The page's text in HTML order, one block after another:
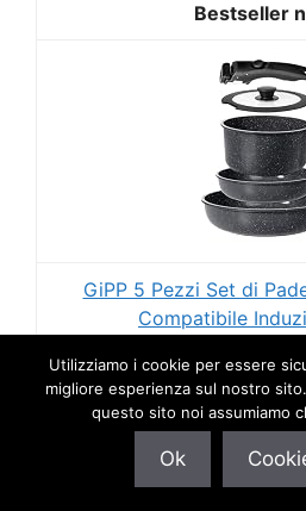
GiPP 5 Pezzi Set di
Compatibile
33,05 EUR
Acquista su
Utilizziamo i cookie per essere
migliore esperienza sul nostro
questo sito noi assumiamo
Ok